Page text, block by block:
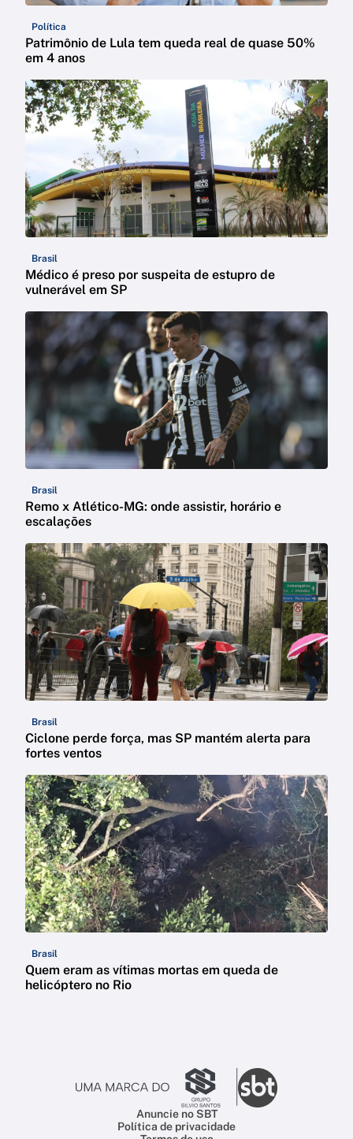
Política
Patrimônio de Lula tem queda real de quase 50%
em 4 anos
Brasil
Médico é preso por suspeita de estupro de
vulnerável em SP
Brasil
Remo x Atlético-MG: onde assistir, horário e
escalações
Brasil
Ciclone perde força, mas SP mantém alerta para
fortes ventos
Brasil
Quem eram as vítimas mortas em queda de
helicóptero no Rio
Anuncie no SBT
Política de privacidade